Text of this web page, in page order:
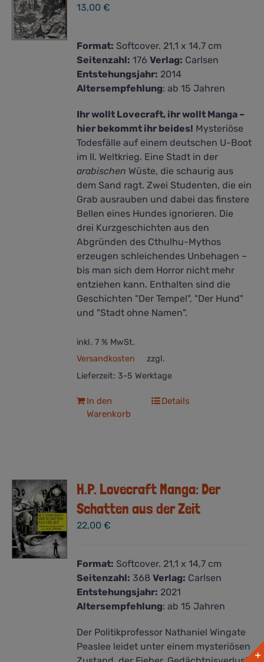
13,00€
Format: Softcover. 21,1 x 14,7 cm
Seitenzahl: 176Verlag: Carlsen
Entstehungsjahr: 2014
Altersempfehlung: ab 15 Jahren
Ihr wollt Lovecraft, ihr wollt Manga –
hier bekommt ihr beides! Mysteriöse
Todesfälle auf einem deutschen U-Boot
im II. Weltkrieg. Eine Stadt in der
arabischen Wüste, die schaurig aus
dem Sand ragt. Zwei Studenten, die ein
Grab ausrauben und dabei das finstere
Bellen eines Hundes ignorieren. Die
drei Kurzgeschichten aus den
Abgründen des Cthulhu-Mythos
erzeugen schleichendes Unbehagen –
bis man sich dem Horror nicht mehr
entziehen kann. Enthalten sind die
Geschichten "Der Tempel", "Der Hund"
und "Stadt ohne Namen".
inkl. 7 % MwSt.
zzgl.
Versandkosten
Lieferzeit: 3-5 Werktage
In den
Warenkorb
Details
H.P. Lovecraft Manga: Der
Schatten aus der Zeit
22,00€
Format: Softcover. 21,1 x 14,7 cm
Seitenzahl: 368Verlag: Carlsen
Entstehungsjahr: 2021
Altersempfehlung: ab 15 Jahren
Der Politikprofessor Nathaniel Wingate
Peaslee leidet unter einem mysteriösen